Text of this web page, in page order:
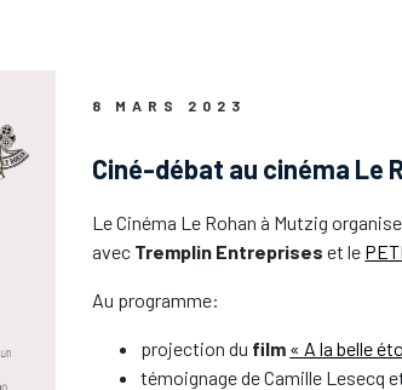
8 MARS 2023
Ciné-débat au cinéma Le
Le Cinéma Le Rohan à Mutzig
avec Tremplin Entreprises et le
Au programme:
projection du film « A la belle
témoignage de Camille Lesecq